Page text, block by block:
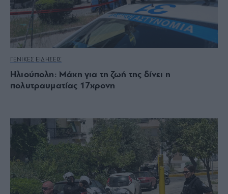
ΓΕΝΙΚΕΣ ΕΙΔΗΣΕΙΣ
Ηλιούπολη: Μάχη για τη ζωή της δίνει η
πολυτραυματίας 17χρονη